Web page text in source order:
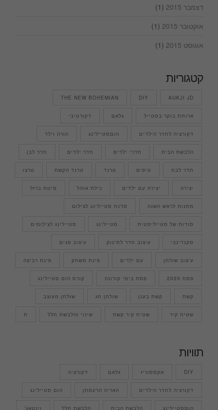
דצמבר 2015
(1)
אוקטובר 2015
(1)
אוגוסט 2015
(1)
קטגוריות
AUKJI JD
DIY
THE NEW BOHEMIAN
ארוחת בוקר בסטייל גלאם דקורטיבי
דקורציה לחדר הילדים הוםסטיילינג הורה וילד
הלבשת הבית חדרי ילדים חדר ילדים חדר לבן
חדר לבת טיפים טרנד טרנד הקשת טרצו
יצירה יצירה עם ילדים כילת אוהל מיטת ברזל
מתנות לראש השנה סדנת סטיילינג לצילום
סודות של סטייליסטית סטיילינג סטיילינג לצילומים
סקנדינבי עיצוב חדר לתינוק עיצוב פנים
עיצוב שולחן עם ילדים פינת משחק פינת רביצה
פסח 2020 פסח בימי קורונה קורס הום סטיילינג
קשת קשת בענן שולחן חג שולחן מעוצב
שטיח קיר שטיח קיר קשת שינוי והלבשת חלל ת
תוויות
DIY אקססוריז גלאם דקורציה
דקורציה לחדר הילדים האריה הרעמתן הום סטיילינג
הוםסטיילינג הלבשת הבית הלבשת חלל וינטאג'